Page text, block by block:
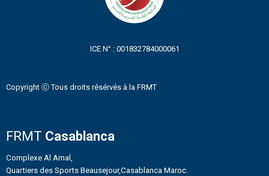
ICE N° : 001832784000061
Copyright ⓒ Tous droits résérvés à la FRMT
FRMT Casablanca
Complexe Al Amal,
Quartiers des Sports Beausejour,Casablanca Maroc.